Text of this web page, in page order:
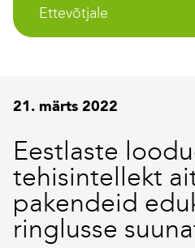
Ettevõtjale
21. märts 2022
Eestlaste
tehisintellekt
pakendeid
ringlusse